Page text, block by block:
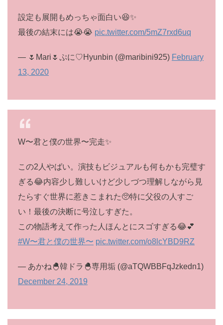
設定も展開もめっちゃ面白い😆✨
最後の結末には😭😭 pic.twitter.com/5mZ7rxd6uq
— 🌷Mari🌷ぷに♡Hyunbin (@maribini925) February
13, 2020
W〜君と僕の世界〜完走✨
この2人やばい。演技もビジュアルも何もかも完璧す
ぎる😂内容少し難しいけど少しづつ理解しながら見
たらすぐ世界に惹きこまれた🥺特に父役の人すご
い！最後の決断に号泣しすぎた。
この物語考えて作った人ほんとにスゴすぎる😂💕
#W〜君と僕の世界〜 pic.twitter.com/o8lcYBD9RZ
— あかね🐣韓ドラ🐣専用垢 (@aTQWBBFqJzkedn1)
December 24, 2019